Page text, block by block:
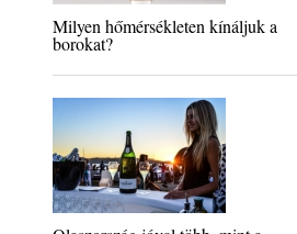
Milyen hőmérsékleten kínáljuk a
borokat?